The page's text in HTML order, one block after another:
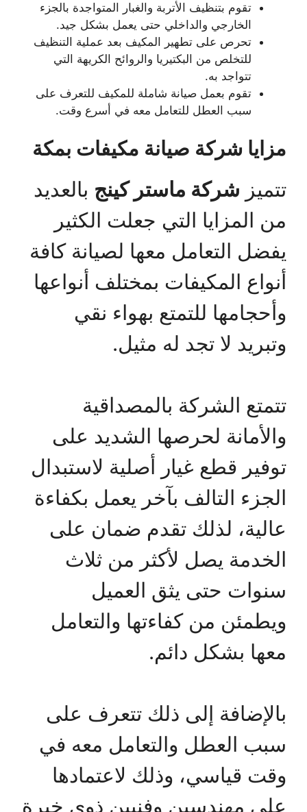
تقوم بتنظيف الأتربة والغبار المتواجدة بالجزء
الخارجي والداخلي حتى يعمل بشكل جيد.
تحرص على تطهير المكيف بعد عملية التنظيف
للتخلص من البكتيريا والروائح الكريهة التي
تتواجد به.
تقوم بعمل صيانة شاملة للمكيف للتعرف على
سبب العطل للتعامل معه في أسرع وقت.
مزايا شركة صيانة مكيفات بمكة
تتميز شركة ماستر كينج بالعديد
من المزايا التي جعلت الكثير
يفضل التعامل معها لصيانة كافة
أنواع المكيفات بمختلف أنواعها
وأحجامها للتمتع بهواء نقي
وتبريد لا تجد له مثيل.
تتمتع الشركة بالمصداقية
والأمانة لحرصها الشديد على
توفير قطع غيار أصلية لاستبدال
الجزء التالف بآخر يعمل بكفاءة
عالية، لذلك تقدم ضمان على
الخدمة يصل لأكثر من ثلاث
سنوات حتى يثق العميل
ويطمئن من كفاءتها والتعامل
معها بشكل دائم.
بالإضافة إلى ذلك تتعرف على
سبب العطل والتعامل معه في
وقت قياسي، وذلك لاعتمادها
على مهندسين وفنيين ذوي خبرة